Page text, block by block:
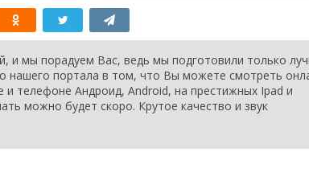
и мы порадуем Вас, ведь мы подготовили только
нашего портала в том, что Вы можете смотреть
телефоне Андроид, Android, на престижных Ipad и
можно будет скоро. Крутое качество и звук